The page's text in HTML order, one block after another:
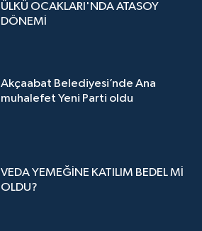
ÜLKÜ OCAKLARI'NDA ATASOY
DÖNEMİ
Akçaabat Belediyesi’nde Ana
muhalefet Yeni Parti oldu
VEDA YEMEĞİNE KATILIM BEDEL Mİ
OLDU?